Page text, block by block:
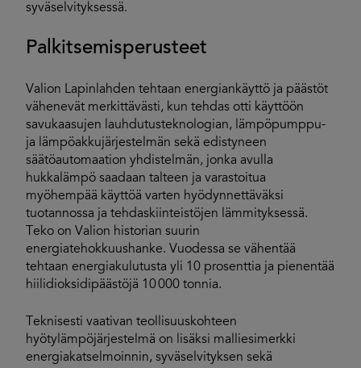
syväselvityksessä.
Palkitsemisperusteet
Valion Lapinlahden tehtaan energiankäyttö ja päästöt
vähenevät merkittävästi, kun tehdas otti käyttöön
savukaasujen lauhdutusteknologian, lämpöpumppu-
ja lämpöakkujärjestelmän sekä edistyneen
säätöautomaation yhdistelmän, jonka avulla
hukkalämpö saadaan talteen ja varastoitua
myöhempää käyttöä varten hyödynnettäväksi
tuotannossa ja tehdaskiinteistöjen lämmityksessä.
Teko on Valion historian suurin
energiatehokkuushanke. Vuodessa se vähentää
tehtaan energiakulutusta yli 10 prosenttia ja pienentää
hiilidioksidipäästöjä 10 000 tonnia.
Teknisesti vaativan teollisuuskohteen
hyötylämpöjärjestelmä on lisäksi malliesimerkki
energiakatselmoinnin, syväselvityksen sekä